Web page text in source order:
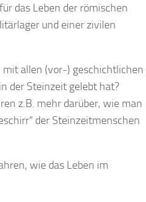
das Leben der römischen
und einer zivilen
allen (vor-) geschichtlichen
der Steinzeit gelebt hat?
z.B. mehr darüber, wie man
der Steinzeitmenschen
wie das Leben im